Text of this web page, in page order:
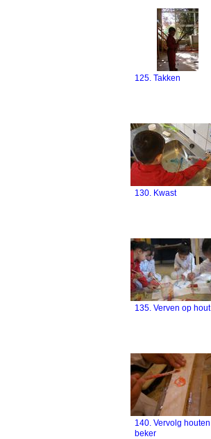
125. Takken
130. Kwast
135. Verven op hout
140. Vervolg houten
beker